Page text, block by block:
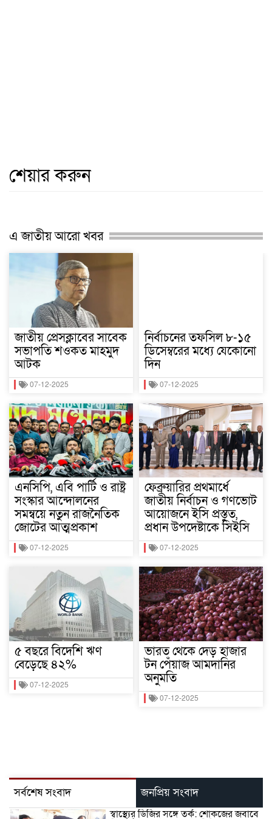
শেয়ার করুন
এ জাতীয় আরো খবর
জাতীয় প্রেসক্লাবের সাবেক
সভাপতি শওকত মাহমুদ
আটক
07-12-2025
এনসিপি, এবি পার্টি ও রাষ্ট্র
সংস্কার আন্দোলনের
সমন্বয়ে নতুন রাজনৈতিক
জোটের আত্মপ্রকাশ
07-12-2025
৫ বছরে বিদেশি ঋণ
বেড়েছে ৪২%
07-12-2025
নির্বাচনের তফসিল ৮-১৫
ডিসেম্বরের মধ্যে যেকোনো
দিন
07-12-2025
ফেব্রুয়ারির প্রথমার্ধে
জাতীয় নির্বাচন ও গণভোট
আয়োজনে ইসি প্রস্তুত,
প্রধান উপদেষ্টাকে সিইসি
07-12-2025
ভারত থেকে দেড় হাজার
টন পেঁয়াজ আমদানির
অনুমতি
07-12-2025
সর্বশেষ সংবাদ জনপ্রিয় সংবাদ
স্বাস্থ্যের ডিজির সঙ্গে তর্ক: শোকজের জবাবে